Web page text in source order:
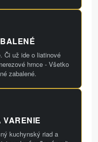
Či už ide o liatinové
hrnce - Všetko
zabalené.
VARENIE
kuchynský riad a